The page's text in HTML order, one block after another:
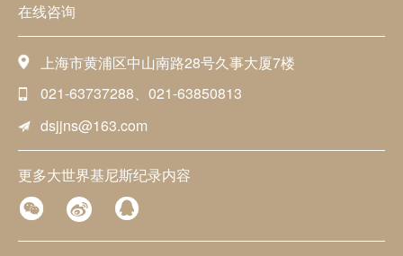
在线咨询
上海市黄浦区中山南路28号久事大厦7楼
021-63737288、021-63850813
dsjjns@163.com
更多大世界基尼斯纪录内容